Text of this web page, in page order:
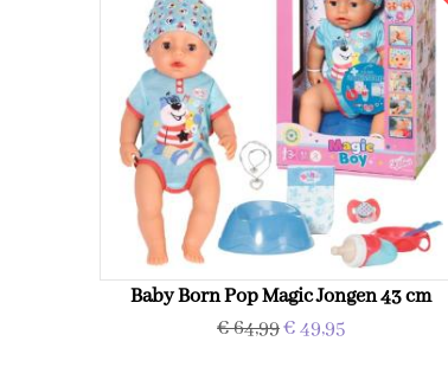
Baby Born Pop Magic Jongen 43 cm
€ 64,99€ 49,95